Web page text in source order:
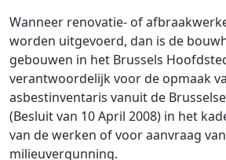
Wanneer renovatie- of
worden uitgevoerd, dan is de
gebouwen in het Brussels
verantwoordelijk voor de opmaak
asbestinventaris vanuit de
(Besluit van 10 April 2008) in het
van de werken of voor aanvraag
milieuvergunning.